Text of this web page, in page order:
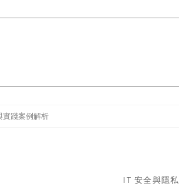
實踐案例解析
IT 安全與隱私